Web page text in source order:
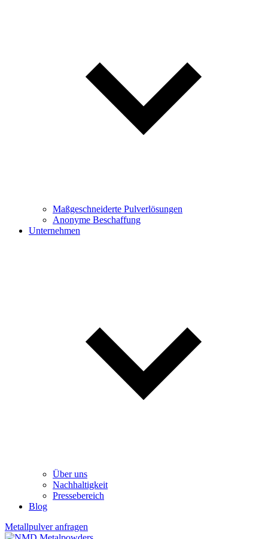
Maßgeschneiderte Pulverlösungen
Anonyme Beschaffung
Unternehmen
Über uns
Nachhaltigkeit
Pressebereich
Blog
Metallpulver anfragen